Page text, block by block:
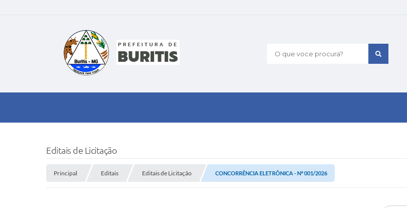
O que voce procura?
Editais de Licitação
Principal Editais Editais de Licitação CONCORRÊNCIA ELETRÔNICA - Nº 001/2026